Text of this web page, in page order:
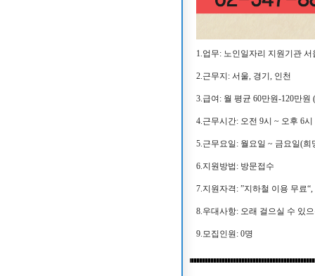
1.업무: 노인일자리 지원기관
2.근무지: 서울, 경기, 인천
3.급여: 월 평균 60만원-120만
4.근무시간: 오전 9시 ~ 오후 6시
5.근무요일: 월요일 ~ 금요일(
6.지원방법: 방문접수
7.지원자격: ”지하철 이용 무료
8.우대사항: 오래 걸으실 수 있
9.모집인원: 0명